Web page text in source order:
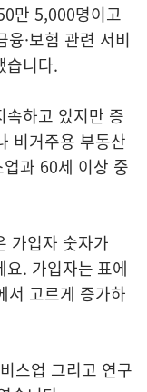
만 5,000명이고
·보험 관련 서비
습니다.
하고 있지만 증
비거주용 부동산
과 60세 이상 중
가입자 숫자가
. 가입자는 표에
서 고르게 증가하
스업 그리고 연구